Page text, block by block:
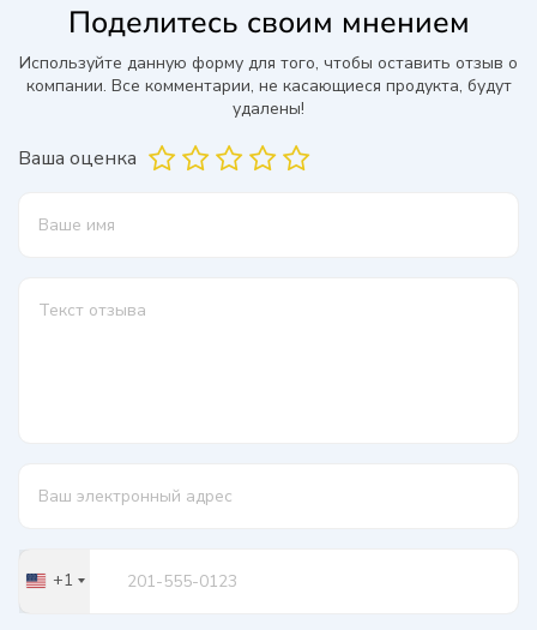
Поделитесь своим мнением
Используйте данную форму для того, чтобы оставить отзыв о
компании. Все комментарии, не касающиеся продукта, будут
удалены!
Ваша оценка
United
+1